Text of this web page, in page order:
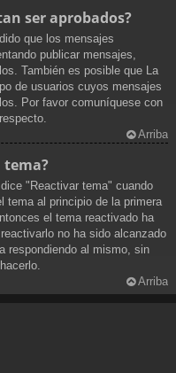
ser aprobados?
que los mensajes
publicar mensajes,
También es posible que La
de usuarios cuyos mensajes
Por favor comuníquese con
Arriba
tema?
"Reactivar tema" cuando
tema al principio de la primera
el tema reactivado ha
no ha sido alcanzado
respondiendo al mismo, sin
Arriba